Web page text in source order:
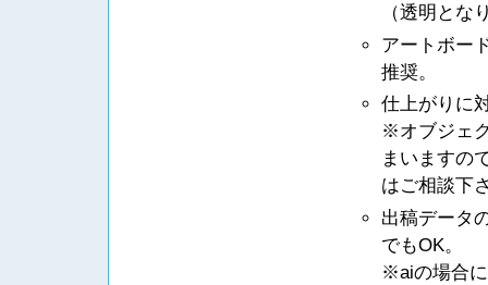
（透明とな
アートボー
推奨。
仕上がりに
※オブジェ
まいますの
はご相談下
出稿データ
でもOK。
※aiの場合